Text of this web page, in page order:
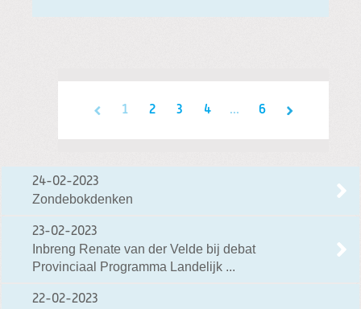
1 2 3 4 ... 6
24-02-2023
Zondebokdenken
23-02-2023
Inbreng Renate van der Velde bij debat
Provinciaal Programma Landelijk ...
22-02-2023